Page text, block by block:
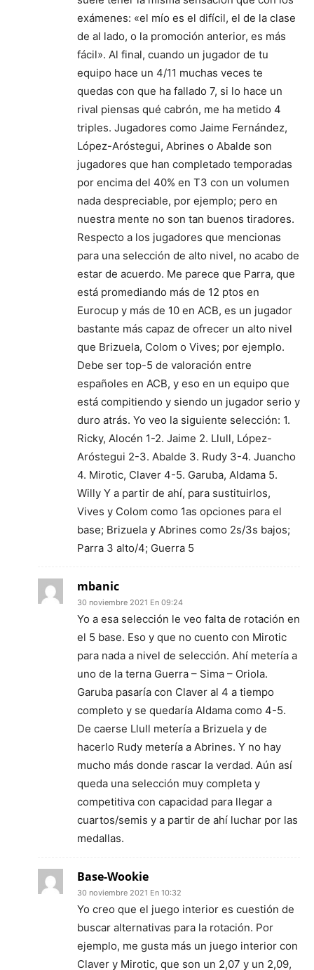
exámenes: «el mío es el difícil, el de la clase
de al lado, o la promoción anterior, es más
fácil». Al final, cuando un jugador de tu
equipo hace un 4/11 muchas veces te
quedas con que ha fallado 7, si lo hace un
rival piensas qué cabrón, me ha metido 4
triples. Jugadores como Jaime Fernández,
López-Aróstegui, Abrines o Abalde son
jugadores que han completado temporadas
por encima del 40% en T3 con un volumen
nada despreciable, por ejemplo; pero en
nuestra mente no son tan buenos tiradores.
Respecto a los jugadores que mencionas
para una selección de alto nivel, no acabo de
estar de acuerdo. Me parece que Parra, que
está promediando más de 12 ptos en
Eurocup y más de 10 en ACB, es un jugador
bastante más capaz de ofrecer un alto nivel
que Brizuela, Colom o Vives; por ejemplo.
Debe ser top-5 de valoración entre
españoles en ACB, y eso en un equipo que
está compitiendo y siendo un jugador serio y
duro atrás. Yo veo la siguiente selección: 1.
Ricky, Alocén 1-2. Jaime 2. Llull, López-
Aróstegui 2-3. Abalde 3. Rudy 3-4. Juancho
4. Mirotic, Claver 4-5. Garuba, Aldama 5.
Willy Y a partir de ahí, para sustituirlos,
Vives y Colom como 1as opciones para el
base; Brizuela y Abrines como 2s/3s bajos;
Parra 3 alto/4; Guerra 5
mbanic
30 noviembre 2021 En 09:24
Yo a esa selección le veo falta de rotación en
el 5 base. Eso y que no cuento con Mirotic
para nada a nivel de selección. Ahí metería a
uno de la terna Guerra – Sima – Oriola.
Garuba pasaría con Claver al 4 a tiempo
completo y se quedaría Aldama como 4-5.
De caerse Llull metería a Brizuela y de
hacerlo Rudy metería a Abrines. Y no hay
mucho más donde rascar la verdad. Aún así
queda una selección muy completa y
competitiva con capacidad para llegar a
cuartos/semis y a partir de ahí luchar por las
medallas.
Base-Wookie
30 noviembre 2021 En 10:32
Yo creo que el juego interior es cuestión de
buscar alternativas para la rotación. Por
ejemplo, me gusta más un juego interior con
Claver y Mirotic, que son un 2,07 y un 2,09,